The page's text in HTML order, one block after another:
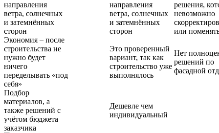
направления
ветра, солнечных
и затемнённых
сторон
направления
ветра, солнечных
и затемнённых
сторон
решения,
невозможно
или
Экономия – после
строительства не
нужно будет
ничего
переделывать «под
себя»
Это проверенный
вариант, так как
строительство уже
выполнялось
Нет
решений по
фасадной
Подбор
материалов, а
также решений с
учётом бюджета
заказчика
Дешевле чем
индивидуальный